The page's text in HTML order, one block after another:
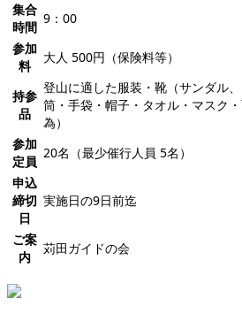
集合
時間
9：00
参加
料
大人 500円（保険料等）
持参
品
登山に適した服装・靴（サンダル
筒・手袋・帽子・タオル・マスク
為）
参加
定員
20名（最少催行人員 5名）
申込
締切
日
実施日の9日前迄
ご案
内
苅田ガイドの会